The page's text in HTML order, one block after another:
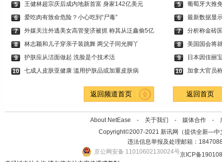
5
王健林超宗庆后成内地新首富 身家142亿美元
6
爱吃肉有致命危险？小心吃到“尸毒”
7
外媒关注外逃美女高管斐济被抓 称其从泛鑫偷5亿
8
林志颖和儿子穿亲子装跳舞 两父子同光脚丫
9
护肤应从洁面做起 洗脸是个技术活
10
七成人皮肤亚健康 滥用护肤品或加重皮肤病
5
葡萄牙大推
6
最新数据显
7
分析称金砖
8
美国国会将
9
日本因佳丽
10
加拿大官员
返回频道首页 返回首页
About NetEase - 关于我们 - 媒体合作 -
Copyright©2007-2021 新讯网（提供全新—中
违法信息举报及处理邮箱：
京公网安备 11010602130024号京ICP备